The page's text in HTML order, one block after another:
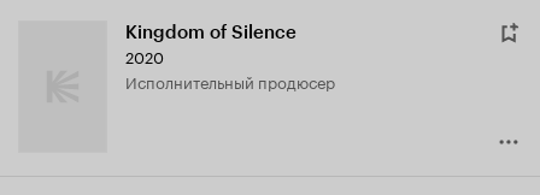
Kingdom of Silence
2020
исполнительный продюсер